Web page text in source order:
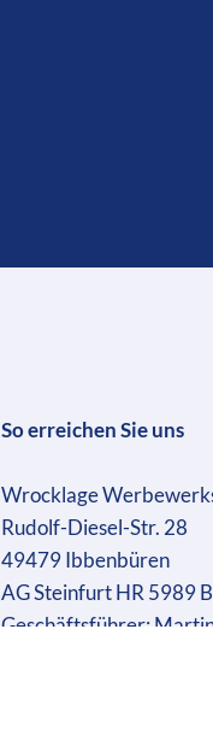
So erreichen Sie uns
Wrocklage
Rudolf-Diesel-Str. 28
49479 Ibbenbüren
AG Steinfurt HR 5989 B
Geschäftsführer: